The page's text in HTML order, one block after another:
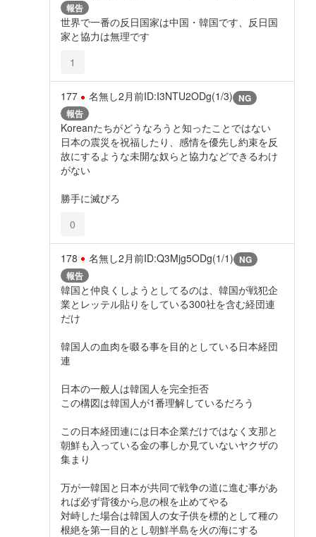
報告
世界で一番の反日国家は中国・韓国です、反日国
家と協力は無理です
1
177 名無し2月前ID:I3NTU2ODg(1/3) NG
報告
Koreanたちがどうなろうと知ったことではない
日本の震災を祝福したり、感情を優先し約束を反
故にするような未開な奴らと協力などできるわけ
がない
勝手に滅びろ
0
178 名無し2月前ID:Q3Mjg5ODg(1/1) NG
報告
韓国と仲良くしようとしてるのは、韓国が戦犯企
業とレッテル貼りをしている300社を含む経団連
だけ
韓国人の血肉を啜る事を目的としている日本経団
連
日本の一般人は韓国人を完全拒否
この構図は韓国人が1番理解しているだろう
この日本経団連には日本企業だけではなく支那と
朝鮮も入っている金の事しか見ていないヤクザの
集まり
万が一韓国と日本が共同で戦争の道に進む事があ
れば必ず背後から息の根を止めてやる
対峙した場合は韓国人の女子供を標的として種の
根絶を第一目的とし朝鮮半島を火の海にする